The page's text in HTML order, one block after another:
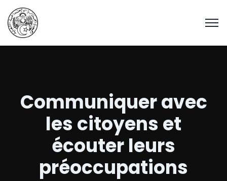
Communiquer avec
les citoyens et
écouter leurs
préoccupations